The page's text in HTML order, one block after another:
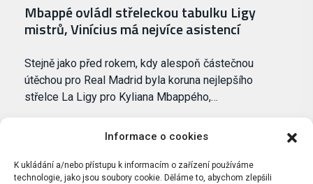
Informace o cookies
K ukládání a/nebo přístupu k informacím o zařízení používáme
technologie, jako jsou soubory cookie. Děláme to, abychom zlepšili
Mbappé ovládl střeleckou tabulku Ligy
mistrů, Vinícius má nejvíce asistencí
Stejně jako před rokem, kdy alespoň částečnou
útěchou pro Real Madrid byla koruna nejlepšího
střelce La Ligy pro Kyliana Mbappého,…